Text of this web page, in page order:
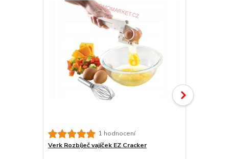
1 hodnocení
Verk Rozbíječ vajíček EZ Cracker